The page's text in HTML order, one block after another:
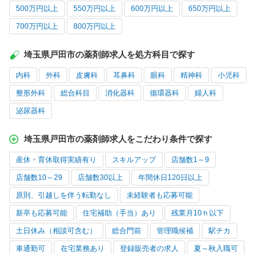
500万円以上 550万円以上 600万円以上 650万円以上
700万円以上 800万円以上
埼玉県戸田市の薬剤師求人を処方科目で探す
内科 外科 皮膚科 耳鼻科 眼科 精神科 小児科
整形外科 総合科目 消化器科 循環器科 婦人科
泌尿器科
埼玉県戸田市の薬剤師求人をこだわり条件で探す
産休・育休取得実績有り スキルアップ 店舗数1～9
店舗数10～29 店舗数30以上 年間休日120日以上
原則、引越しを伴う転勤なし 未経験者も応募可能
新卒も応募可能 住宅補助（手当）あり 残業月10ｈ以下
土日休み（相談可含む） 総合門前 管理職候補 駅チカ
車通勤可 在宅業務あり 登録販売者の求人 夏～秋入職可